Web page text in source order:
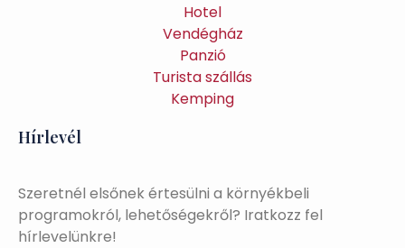
Hotel
Vendégház
Panzió
Turista szállás
Kemping
Hírlevél
Szeretnél elsőnek értesülni a környékbeli
programokról, lehetőségekről? Iratkozz fel
hírlevelünkre!